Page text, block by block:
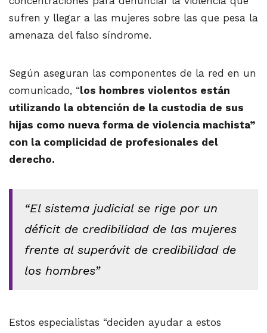
sufren y llegar a las mujeres sobre las que pesa la
amenaza del falso síndrome.
Según aseguran las componentes de la red en un
comunicado, “los hombres violentos están
utilizando la obtención de la custodia de sus
hijas como nueva forma de violencia machista”
con la complicidad de profesionales del
derecho.
“El sistema judicial se rige por un
déficit de credibilidad de las mujeres
frente al superávit de credibilidad de
los hombres”
Estos especialistas “deciden ayudar a estos